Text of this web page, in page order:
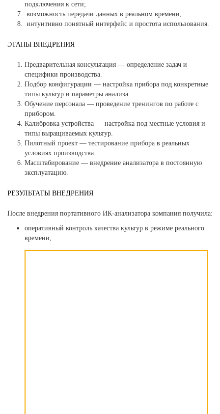
подключения к сети;
возможность передачи данных в реальном времени;
интуитивно понятный интерфейс и простота использования.
ЭТАПЫ ВНЕДРЕНИЯ
Предварительная консультация — определение задач и
специфики производства.
Подбор конфигурации — настройка прибора под конкретные
типы культур и параметры анализа.
Обучение персонала — проведение тренингов по работе с
прибором.
Калибровка устройства — настройка под местные условия и
типы выращиваемых культур.
Пилотный проект — тестирование прибора в реальных
условиях производства.
Масштабирование — внедрение анализатора в постоянную
эксплуатацию.
РЕЗУЛЬТАТЫ ВНЕДРЕНИЯ
После внедрения портативного ИК-анализатора компания получила:
оперативный контроль качества культур в режиме реального
времени;